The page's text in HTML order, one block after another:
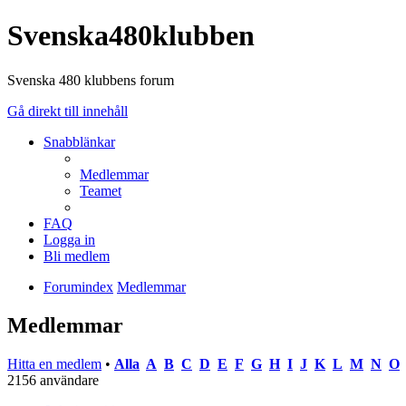
Svenska480klubben
Svenska 480 klubbens forum
Gå direkt till innehåll
Snabblänkar
Medlemmar
Teamet
FAQ
Logga in
Bli medlem
Forumindex Medlemmar
Medlemmar
Hitta en medlem • Alla A B C D E F G H I J K L M N O
2156 användare